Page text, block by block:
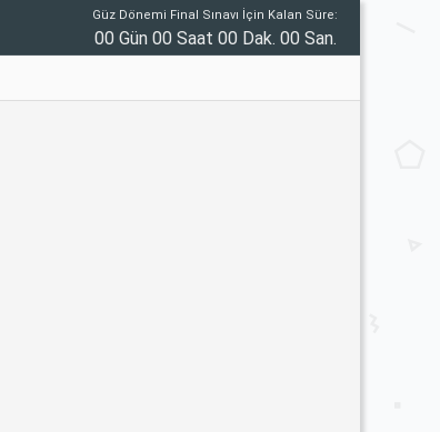
Güz Dönemi Final Sınavı İçin Kalan Süre:
00 Gün 00 Saat 00 Dak. 00 San.